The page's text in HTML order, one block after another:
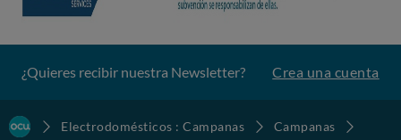
¿Quieres recibir nuestra Newsletter? Crea una cuenta
Electrodomésticos : Campanas
Campanas